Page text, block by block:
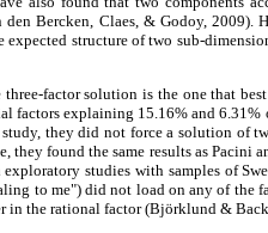
Bercken, Claes, & Godoy, 2009).
structure of two sub-
factor solution is the one that
factors explaining 15.16% and 6.31%
they did not force a solution of
found the same results as Pacini
studies with samples of
to me") did not load on any of the
in the rational factor (Björklund &